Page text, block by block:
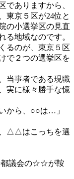
ありますから、
東京５区が24位と
の小選挙区の見直
る地域なのです。
るのが、東京５区
で２つの選挙区を
当事者である現職
実に様々勝手な憶
から、○○は…」
、△△はこっちを選
都議会の☆☆が鞍